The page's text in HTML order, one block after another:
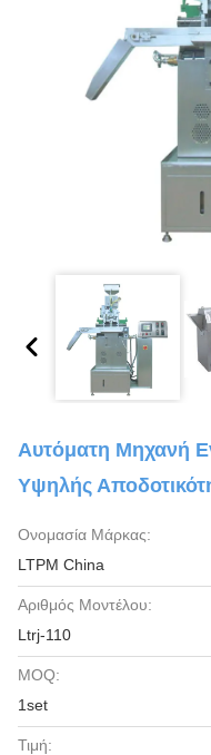
Αυτόματη Μηχανή
Υψηλής
Ονομασία Μάρκας:
LTPM China
Αριθμός Μοντέλου:
Ltrj-110
MOQ:
1set
Τιμή: